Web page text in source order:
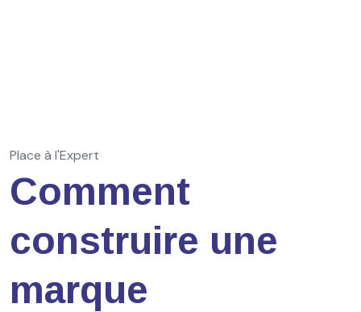
Place à l'Expert
Comment
construire une
marque